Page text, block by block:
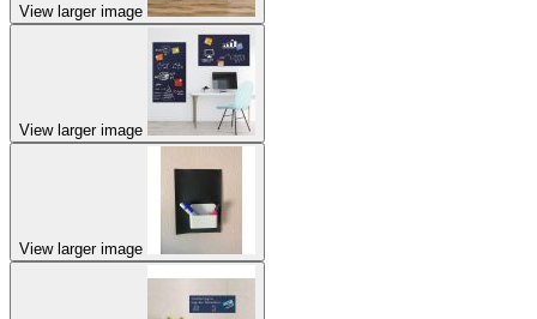
View larger image
View larger image
View larger image